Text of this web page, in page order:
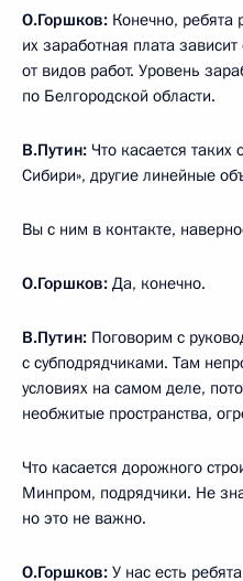
О.Горшков: Конечно, ребята
их заработная плата
от видов работ. Уровень
по Белгородской области.
В.Путин: Что касается
Сибири», другие линейные
Вы с ним в контакте,
О.Горшков: Да, конечно.
В.Путин: Поговорим с
с субподрядчиками. Там
условиях на самом деле,
необжитые пространства,
Что касается дорожного
Минпром, подрядчики. Не
но это не важно.
О.Горшков: У нас есть